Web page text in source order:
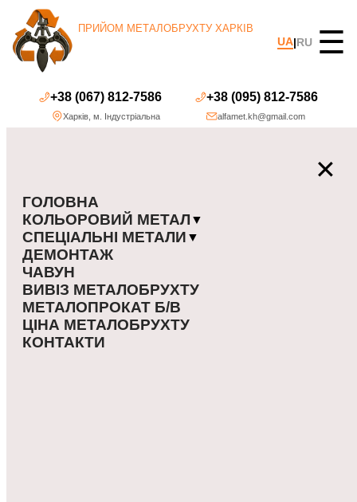
ПРИЙОМ МЕТАЛОБРУХТУ ХАРКІВ
+38 (067) 812-7586 +38 (095) 812-7586
Харків ,м. Індустріальна alfamet.kh@gmail.com
UA|RU ☰
✕
ГОЛОВНА
КОЛЬОРОВИЙ МЕТАЛ ▼
СПЕЦІАЛЬНІ МЕТАЛИ ▼
ДЕМОНТАЖ
ЧАВУН
ВИВІЗ МЕТАЛОБРУХТУ
МЕТАЛОПРОКАТ Б/В
ЦІНА МЕТАЛОБРУХТУ
КОНТАКТИ